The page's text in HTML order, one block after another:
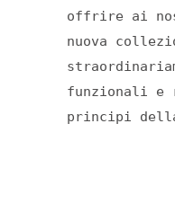
offrire ai
nuova
funzionali e
principi